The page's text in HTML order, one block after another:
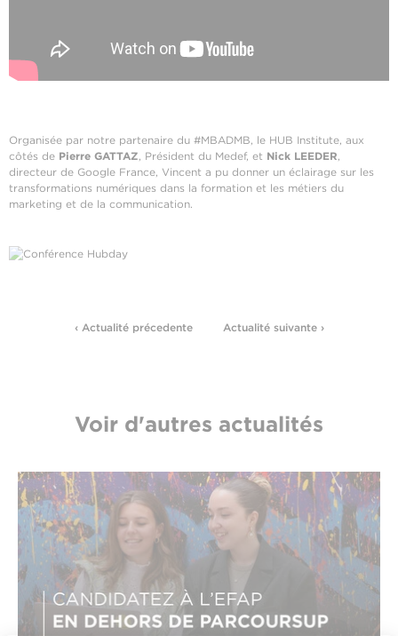
Organisée par notre partenaire du #MBADMB, le HUB Institute, aux
côtés de Pierre GATTAZ, Président du Medef, et Nick LEEDER,
directeur de Google France, Vincent a pu donner un éclairage sur les
transformations numériques dans la formation et les métiers du
marketing et de la communication.
‹ Actualité précedente Actualité suivante ›
Voir d'autres actualités